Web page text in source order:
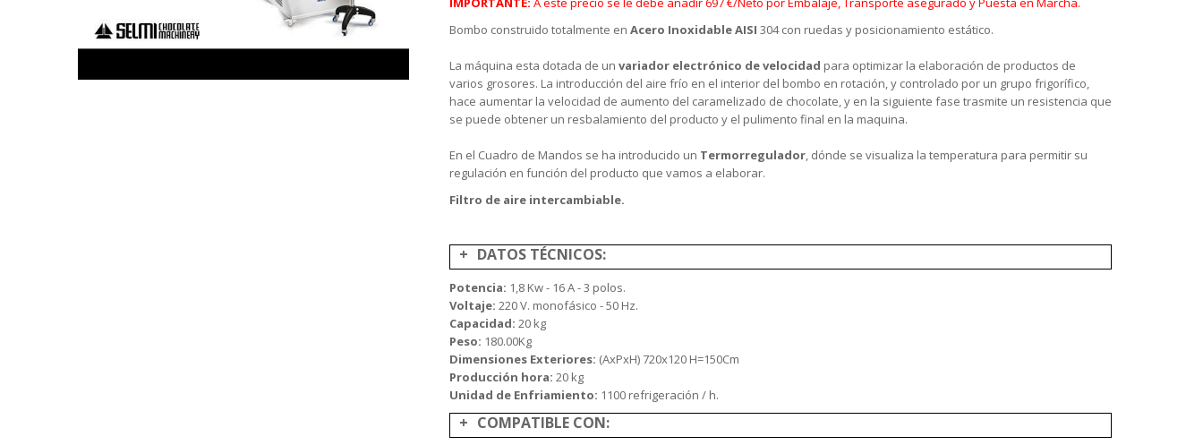
Bombo construido totalmente en Acero Inoxidable AISI 304 con ruedas y posicionamiento estático.
La máquina esta dotada de un variador electrónico de velocidad para optimizar la elaboración de productos de
varios grosores. La introducción del aire frío en el interior del bombo en rotación, y controlado por un grupo frigorífico,
hace aumentar la velocidad de aumento del caramelizado de chocolate, y en la siguiente fase trasmite un resistencia que
se puede obtener un resbalamiento del producto y el pulimento final en la maquina.
En el Cuadro de Mandos se ha introducido un Termorregulador, dónde se visualiza la temperatura para permitir su
regulación en función del producto que vamos a elaborar.
Filtro de aire intercambiable.
DATOS TÉCNICOS:
Potencia: 1,8 Kw - 16 A - 3 polos.
Voltaje: 220 V. monofásico - 50 Hz.
Capacidad: 20 kg
Peso: 180.00Kg
Dimensiones Exteriores: (AxPxH) 720x120 H=150Cm
Producción hora: 20 kg
Unidad de Enfriamiento: 1100 refrigeración / h.
COMPATIBLE CON: